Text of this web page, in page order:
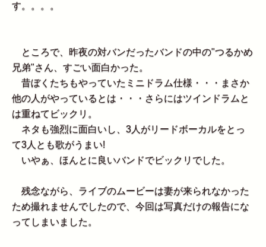
す。。。。
ところで、昨夜の対バンだったバンドの中の"つるかめ
兄弟"さん、すごい面白かった。
昔ぼくたちもやっていたミニドラム仕様・・・まさか
他の人がやっているとは・・・さらにはツインドラムと
は重ねてビックリ。
ネタも強烈に面白いし、3人がリードボーカルをとっ
て3人とも歌がうまい!
いやぁ、ほんとに良いバンドでビックリでした。
残念ながら、ライブのムービーは妻が来られなかった
ため撮れませんでしたので、今回は写真だけの報告にな
ってしまいました。